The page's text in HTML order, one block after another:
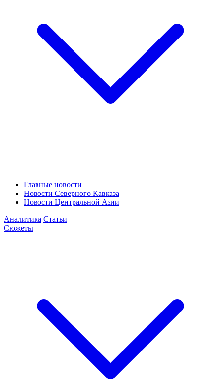
Главные новости
Новости Северного Кавказа
Новости Центральной Азии
Аналитика Статьи
Сюжеты